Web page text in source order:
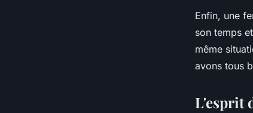
Enfin, une
son temps
même
avons tous
L'esprit